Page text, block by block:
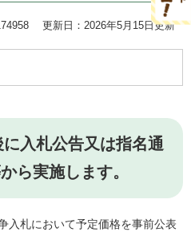
更新日：2026年5月15日更新
入札公告又は指名通
ら実施します。
入札において予定価格を事前公表